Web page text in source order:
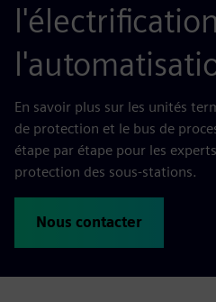
En savoir plus sur les unités
de protection et le bus de
étape par étape pour les
protection des sous-stations.
Nous contacter